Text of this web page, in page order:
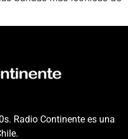
Radio Continente es una